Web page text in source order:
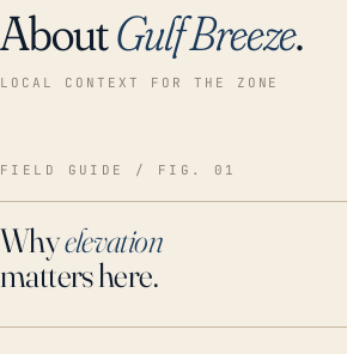
AboutGulf Breeze.
LOCAL CONTEXT FOR THE ZONE
FIELD GUIDE / FIG. 01
Whyelevation
matters here.